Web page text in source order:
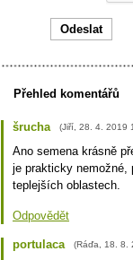
Přehled komentářů
šrucha (Jiří 28. 4. 2019
Ano semena krásně
je prakticky
teplejších oblastech.
Odpovědět
portulaca (Ráďa 18. 8.